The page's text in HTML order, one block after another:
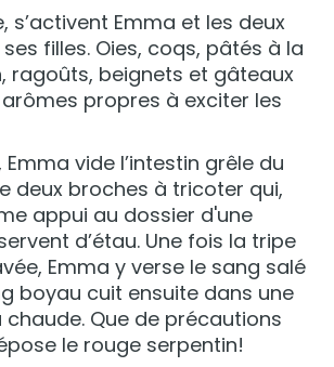
s’activent Emma et les deux
filles. Oies, coqs, pâtés à la
ragoûts, beignets et gâteaux
propres à exciter les
Emma vide l’intestin grêle du
deux broches à tricoter qui,
appui au dossier d'une
d’étau. Une fois la tripe
Emma y verse le sang salé
boyau cuit ensuite dans une
Que de précautions
le rouge serpentin!